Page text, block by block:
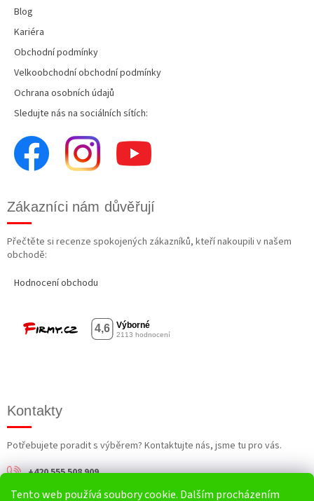
Tento web používá soubory cookie. Dalším procházením
Blog
Kariéra
Obchodní podmínky
Velkoobchodní obchodní podmínky
Ochrana osobních údajů
Sledujte nás na sociálních sítích:
Zákazníci nám důvěřují
Přečtěte si recenze spokojených zákazníků, kteří nakoupili v našem
obchodě:
Hodnocení obchodu
Kontakty
Potřebujete poradit s výběrem? Kontaktujte nás, jsme tu pro vás.
+420 555 508 909